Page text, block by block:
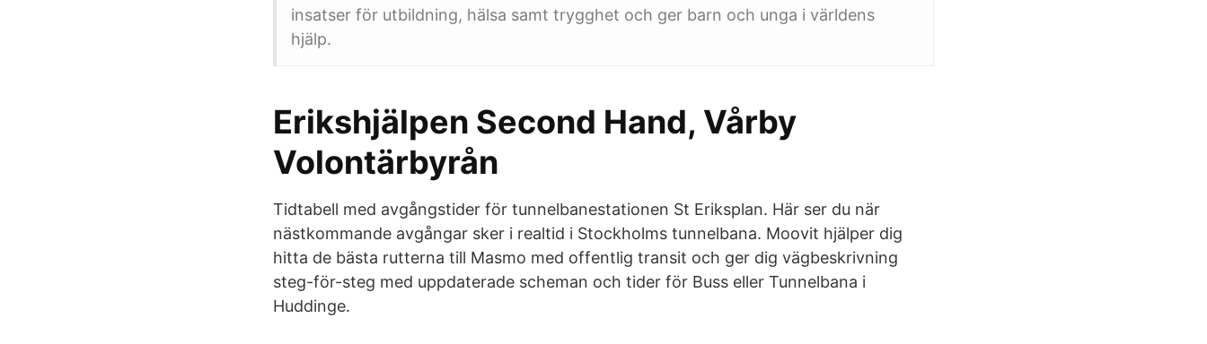
insatser för utbildning, hälsa samt trygghet och ger barn och unga i världens
hjälp.
Erikshjälpen Second Hand, Vårby
Volontärbyrån
Tidtabell med avgångstider för tunnelbanestationen St Eriksplan. Här ser du när
nästkommande avgångar sker i realtid i Stockholms tunnelbana. Moovit hjälper dig
hitta de bästa rutterna till Masmo med offentlig transit och ger dig vägbeskrivning
steg-för-steg med uppdaterade scheman och tider för Buss eller Tunnelbana i
Huddinge.